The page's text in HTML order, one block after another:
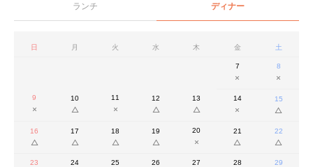
ランチ ディナー
日 月 火 水 木 金 土
7 8
9 10 11 12 13 14 15
16 17 18 19 20 21 22
23 24 25 26 27 28 29